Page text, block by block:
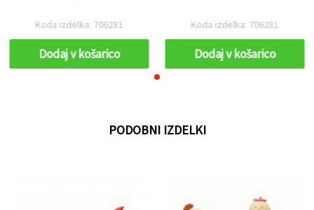
Koda izdelka: 706281
Dodaj v košarico
Koda izdelka: 706281
Dodaj v košarico
PODOBNI IZDELKI